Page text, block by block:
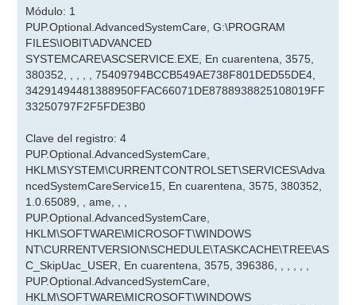
Módulo: 1
PUP.Optional.AdvancedSystemCare, G:\PROGRAM
FILES\IOBIT\ADVANCED
SYSTEMCARE\ASCSERVICE.EXE, En cuarentena, 3575,
380352, , , , , 75409794BCCB549AE738F801DED55DE4,
34291494481388950FFAC66071DE8788938825108019FF
33250797F2F5FDE3B0
Clave del registro: 4
PUP.Optional.AdvancedSystemCare,
HKLM\SYSTEM\CURRENTCONTROLSET\SERVICES\Adva
ncedSystemCareService15, En cuarentena, 3575, 380352,
1.0.65089, , ame, , ,
PUP.Optional.AdvancedSystemCare,
HKLM\SOFTWARE\MICROSOFT\WINDOWS
NT\CURRENTVERSION\SCHEDULE\TASKCACHE\TREE\AS
C_SkipUac_USER, En cuarentena, 3575, 396386, , , , , ,
PUP.Optional.AdvancedSystemCare,
HKLM\SOFTWARE\MICROSOFT\WINDOWS